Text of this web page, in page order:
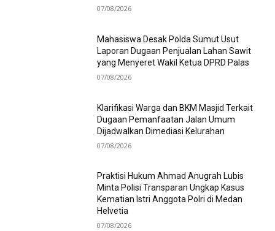
07/08/2026
Mahasiswa Desak Polda Sumut Usut
Laporan Dugaan Penjualan Lahan Sawit
yang Menyeret Wakil Ketua DPRD Palas
07/08/2026
Klarifikasi Warga dan BKM Masjid Terkait
Dugaan Pemanfaatan Jalan Umum
Dijadwalkan Dimediasi Kelurahan
07/08/2026
Praktisi Hukum Ahmad Anugrah Lubis
Minta Polisi Transparan Ungkap Kasus
Kematian Istri Anggota Polri di Medan
Helvetia
07/08/2026